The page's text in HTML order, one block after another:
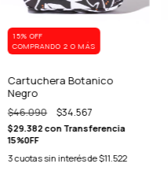
15% OFF
COMPRANDO 2 O MÁS
Cartuchera Botanico
Negro
$46.090 $34.567
$29.382 con Transferencia
15%0FF
3cuotas sin interés de$11.522